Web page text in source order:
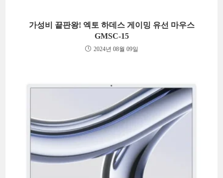
가성비 끝판왕! 엑토 하데스 게이밍 유선 마우스
GMSC-15
2024년 08월 09일